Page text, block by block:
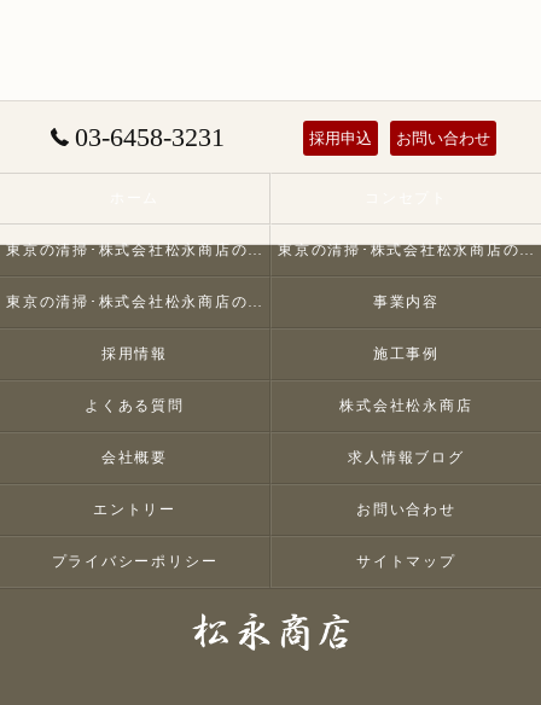
03-6458-3231 採用申込 お問い合わせ
東京の清掃･株式会社松永商店の口コミ情報 東京の清掃･株式会社松永商店の評判
東京の清掃･株式会社松永商店のお客様の声 事業内容
採用情報 施工事例
よくある質問 株式会社松永商店
会社概要 求人情報ブログ
エントリー お問い合わせ
プライバシーポリシー サイトマップ